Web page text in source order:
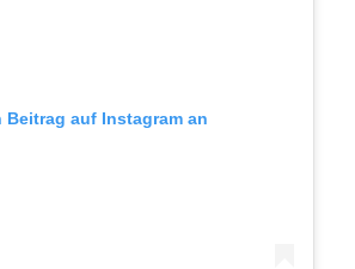
Beitrag auf Instagram an